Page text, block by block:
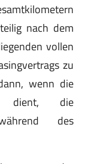
nach dem
vollen
zu
wenn die
dient, die
des